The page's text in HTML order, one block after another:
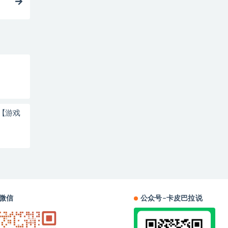
游戏
信 公众号–卡皮巴拉说